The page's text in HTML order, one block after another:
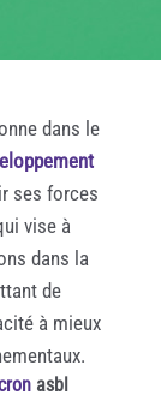
dans le
ses forces
vise à
dans la
de
à mieux
asbl